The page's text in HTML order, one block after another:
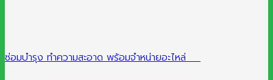
ซ่อมบำรุง ทำความสะอาด พร้อมจำหน่ายอะไหล่